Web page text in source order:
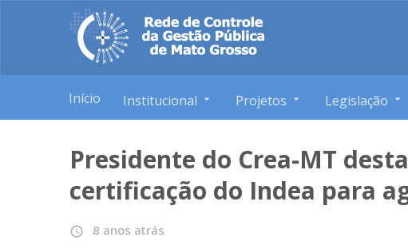
Início Institucional Projetos Legislação
Presidente do Crea-MT
certificação do Indea para
access_time 8 anos atrás